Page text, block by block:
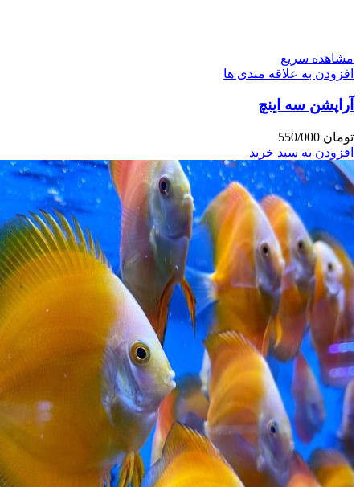
مشاهده سریع
افزودن به علاقه مندی ها
آراپشن سه اینچ
تومان
افزودن به سبد خرید